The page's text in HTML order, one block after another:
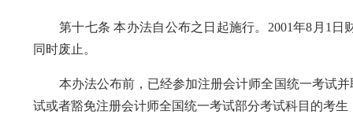
第十七条 本办法自公布之日起施行。2001年8月1日
同时废止。
本办法公布前，已经参加注册会计师全国统一考试并
试或者豁免注册会计师全国统一考试部分考试科目的考